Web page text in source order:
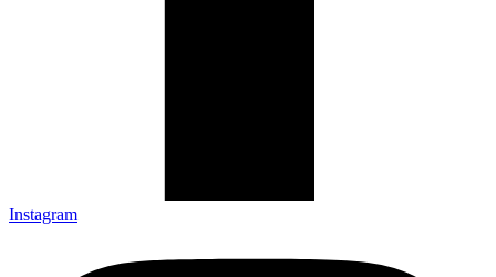
Instagram